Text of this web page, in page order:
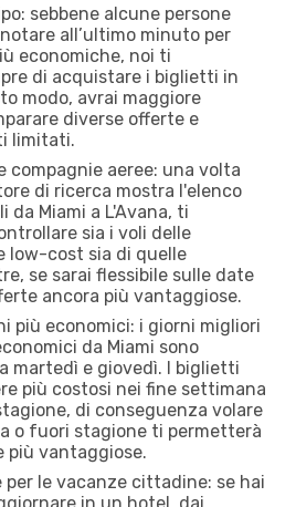
sebbene alcune persone
all’ultimo minuto per
economiche, noi ti
di acquistare i biglietti in
modo, avrai maggiore
diverse offerte e
limitati.
compagnie aeree: una volta
di ricerca mostra l'elenco
da Miami a L'Avana, ti
sia i voli delle
low-cost sia di quelle
se sarai flessibile sulle date
ancora più vantaggiose.
più economici: i giorni migliori
da Miami sono
martedì e giovedì. I biglietti
più costosi nei fine settimana
di conseguenza volare
o fuori stagione ti permetterà
più vantaggiose.
per le vacanze cittadine: se hai